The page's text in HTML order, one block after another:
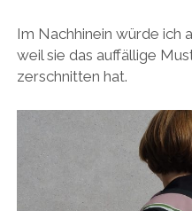
Im Nachhinein würde ich
weil sie das auffällige
zerschnitten hat.